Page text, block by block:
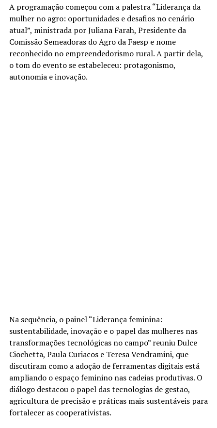
A programação começou com a palestra “Liderança da
mulher no agro: oportunidades e desafios no cenário
atual”, ministrada por Juliana Farah, Presidente da
Comissão Semeadoras do Agro da Faesp e nome
reconhecido no empreendedorismo rural. A partir dela,
o tom do evento se estabeleceu: protagonismo,
autonomia e inovação.
Na sequência, o painel “Liderança feminina:
sustentabilidade, inovação e o papel das mulheres nas
transformações tecnológicas no campo” reuniu Dulce
Ciochetta, Paula Curiacos e Teresa Vendramini, que
discutiram como a adoção de ferramentas digitais está
ampliando o espaço feminino nas cadeias produtivas. O
diálogo destacou o papel das tecnologias de gestão,
agricultura de precisão e práticas mais sustentáveis para
fortalecer as cooperativistas.